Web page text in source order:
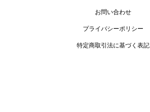
お問い合わせ
プライバシーポリシー
特定商取引法に基づく表記